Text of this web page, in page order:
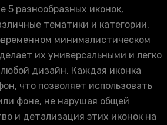
5 разнообразных иконок,
тематики и категории.
минималистическом
их универсальными и легко
дизайн. Каждая иконка
что позволяет использовать
фоне, не нарушая общей
и детализация этих иконок на